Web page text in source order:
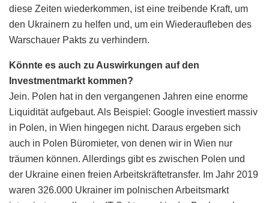
diese Zeiten wiederkommen, ist eine treibende Kraft, um
den Ukrainern zu helfen und, um ein Wiederaufleben des
Warschauer Pakts zu verhindern.
Könnte es auch zu Auswirkungen auf den
Investmentmarkt kommen?
Jein. Polen hat in den vergangenen Jahren eine enorme
Liquidität aufgebaut. Als Beispiel: Google investiert massiv
in Polen, in Wien hingegen nicht. Daraus ergeben sich
auch in Polen Büromieter, von denen wir in Wien nur
träumen können. Allerdings gibt es zwischen Polen und
der Ukraine einen freien Arbeitskräftetransfer. Im Jahr 2019
waren 326.000 Ukrainer im polnischen Arbeitsmarkt